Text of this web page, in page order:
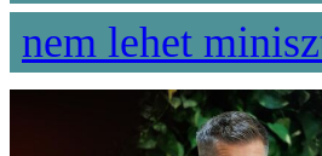
nem lehet